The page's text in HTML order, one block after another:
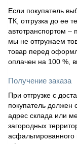
Если покупатель
ТК, отгрузка до ее
автотранспортом –
мы не отгружаем
товар перед
оплачен на 100 %,
Получение заказа
При отгрузке с
покупатель
адрес склада или
загородных